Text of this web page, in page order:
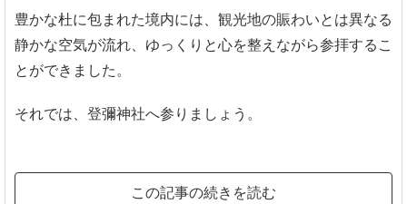
豊かな杜に包まれた境内には、観光地の賑わいとは異なる
静かな空気が流れ、ゆっくりと心を整えながら参拝するこ
とができました。
それでは、登彌神社へ参りましょう。
この記事の続きを読む